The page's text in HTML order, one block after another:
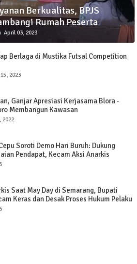
Berkualitas, BPJS
Rumah Peserta
April 03, 2023
Berlaga di Mustika Futsal Competition
2023
Ganjar Apresiasi Kerjasama Blora -
Membangun Kawasan
2022
Soroti Demo Hari Buruh: Dukung
Pendapat, Kecam Aksi Anarkis
Saat May Day di Semarang, Bupati
Keras dan Desak Proses Hukum Pelaku